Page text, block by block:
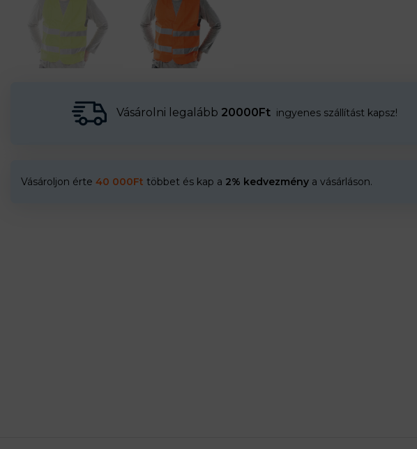
Vásárolni legalább 20000Ft ingyenes szállítást kapsz!
Vásároljon érte 40 000Ft többet és kap a 2% kedvezmény a vásárláson.